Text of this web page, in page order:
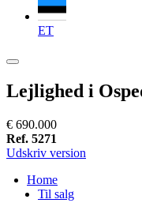
ET
Lejlighed i
€ 690.000
Ref. 5271
Udskriv version
Home
Til salg